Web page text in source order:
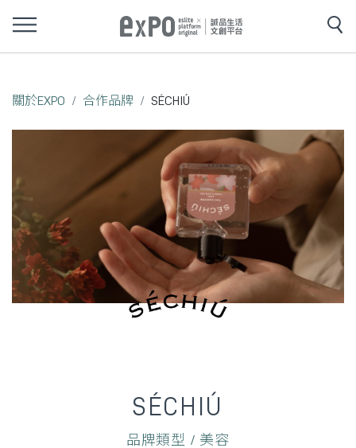
關於EXPO 合作品牌 SÉCHIÚ
SÉCHIÚ
品牌類型 / 美容